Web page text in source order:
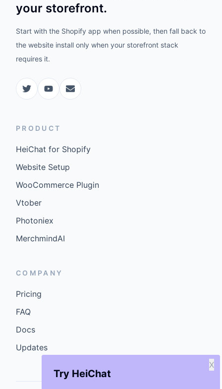
Try HeiChat
X
your storefront.
Start with the Shopify app when possible, then fall back to
the website install only when your storefront stack
requires it.
PRODUCT
HeiChat for Shopify
Website Setup
WooCommerce Plugin
Vtober
Photoniex
MerchmindAI
COMPANY
Pricing
FAQ
Docs
Updates